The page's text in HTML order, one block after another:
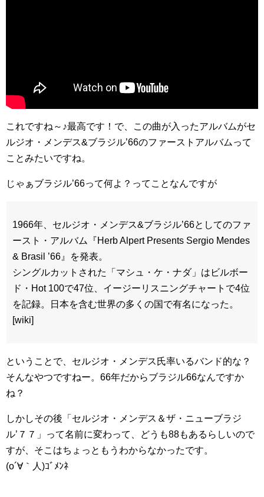
これですね～♪最高です！で、この曲が入ったアルバムがセ
ルジオ・メンデス&ブラジル’66のファーストアルバムって
ことみたいですね。
じゃぁブラジル’66って何よ？ってことなんですが
1966年、セルジオ・メンデス&ブラジル’66としてのファ
ースト・アルバム『Herb Alpert Presents Sergio Mendes
& Brasil ’66』を発表。
シングルカットされた「マシュ・ケ・ナダ」はビルボー
ド・Hot 100で47位、イージーリスニングチャートで4位
を記録。日本を含む世界の多くの国で有名になった。
[wiki]
ということで、セルジオ・メンデス氏率いるバンド的な？
そんなやつですねー。66年だからブラジル66なんですか
ね？
しかしその後「セルジオ・メンデス＆ザ・ニューブラジ
ル’７７」って名前に変わって、どうも88もあるらしいので
すが、そこはちょっともうわからなかったです。
(o´∀｀人)ｺﾞﾒﾝﾈ